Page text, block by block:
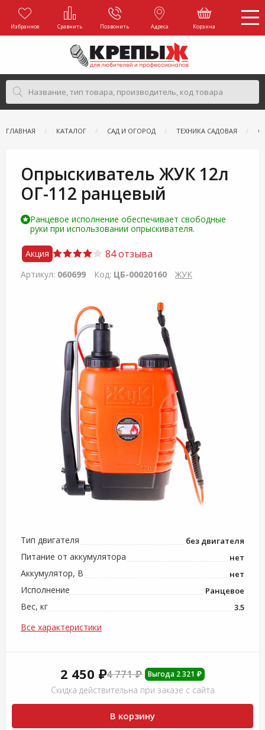
Избранное Сравнить Позвонить Адреса Корзина
ГЛАВНАЯ КАТАЛОГ САД И ОГОРОД ТЕХНИКА САДОВАЯ
Опрыскиватель ЖУК 12л
ОГ-112 ранцевый
Ранцевое исполнение обеспечивает свободные
руки при использовании опрыскивателя.
Акция 84 отзыва
Артикул: 060699 Код: ЦБ-00020160 ЖУК
Тип двигателя без двигателя
Питание от аккумулятора нет
Аккумулятор, В нет
Исполнение Ранцевое
Вес, кг 3.5
Все характеристики
2 450 ₽4 771 ₽ Выгода 2 321 ₽
Скидка действительна при заказе с сайта
В корзину